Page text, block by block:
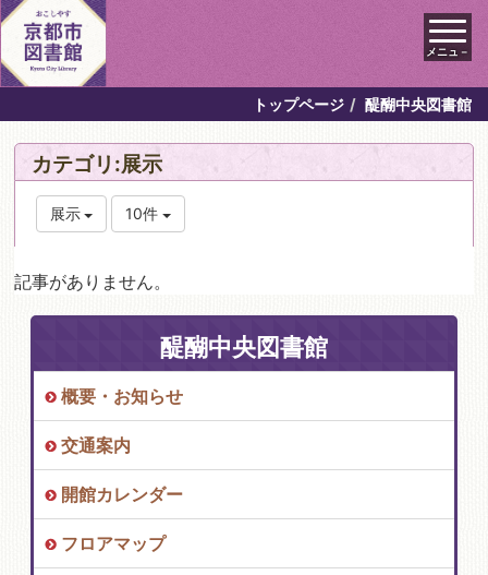
メニュ－
トップページ 醍醐中央図書館
カテゴリ:展示
展示 10件
記事がありません。
醍醐中央図書館
概要・お知らせ
交通案内
開館カレンダー
フロアマップ